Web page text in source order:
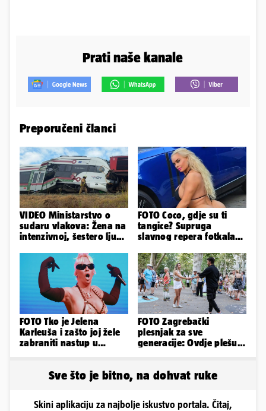
Prati naše kanale
Preporučeni članci
VIDEO Ministarstvo o
sudaru vlakova: Žena na
intenzivnoj, šestero ljudi
FOTO Coco, gdje su ti
tangice? Supruga
slavnog repera fotkala
sve
FOTO Tko je Jelena
Karleuša i zašto joj žele
zabraniti nastup u
FOTO Zagrebački
plesnjak za sve
generacije: Ovdje plešu
Sve što je bitno, na dohvat ruke
Skini aplikaciju za najbolje iskustvo portala. Čitaj,